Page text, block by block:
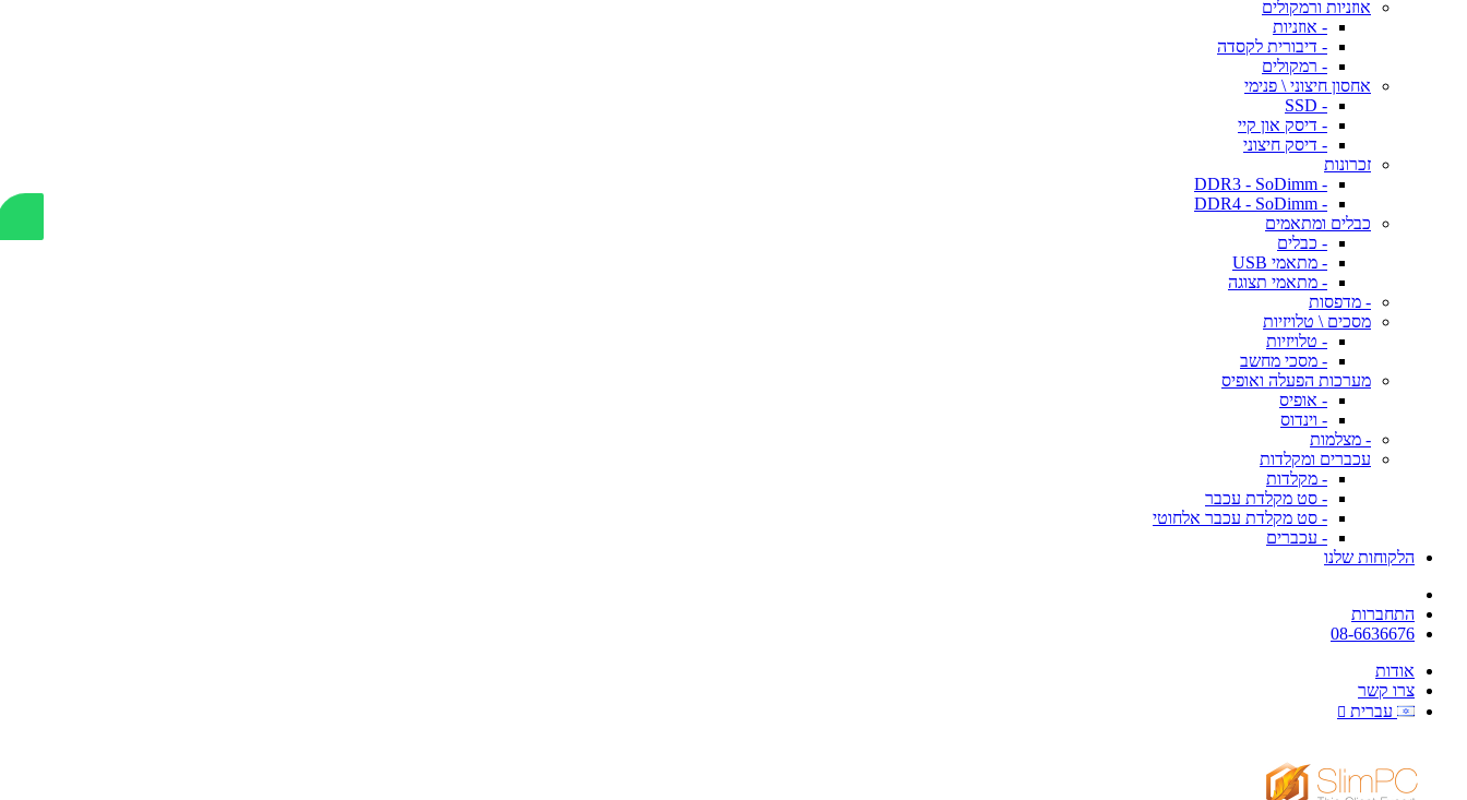
אוזניות ורמקולים
- אוזניות
- דיבורית לקסדה
- רמקולים
אחסון חיצוני \ פנימי
- SSD
- דיסק און קיי
- דיסק חיצוני
זכרונות
- DDR3 - SoDimm
- DDR4 - SoDimm
כבלים ומתאמים
- כבלים
- מתאמי USB
- מתאמי תצוגה
- מדפסות
מסכים \ טלויזיות
- טלויזיות
- מסכי מחשב
מערכות הפעלה ואופיס
- אופיס
- וינדוס
- מצלמות
עכברים ומקלדות
- מקלדות
- סט מקלדת עכבר
- סט מקלדת עכבר אלחוטי
- עכברים
הלקוחות שלנו
התחברות
08-6636676
אודות
צרו קשר
עברית